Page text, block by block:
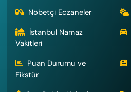
Nöbetçi Eczaneler
İstanbul Namaz
Vakitleri
Puan Durumu ve
Fikstür